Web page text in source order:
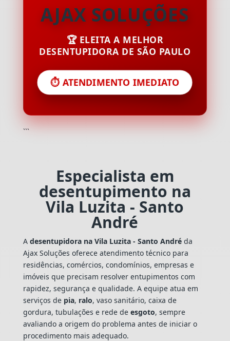
AJAX SOLUÇÕES
🏆 ELEITA A MELHOR
DESENTUPIDORA DE SÃO PAULO
⏱️ ATENDIMENTO IMEDIATO
```
Especialista em
desentupimento na
Vila Luzita - Santo
André
A desentupidora na Vila Luzita - Santo Andréda
Ajax Soluções oferece atendimento técnico para
residências, comércios, condomínios, empresas e
imóveis que precisam resolver entupimentos com
rapidez, segurança e qualidade. A equipe atua em
serviços de pia, ralo, vaso sanitário, caixa de
gordura, tubulações e rede de esgoto, sempre
avaliando a origem do problema antes de iniciar o
procedimento mais adequado.